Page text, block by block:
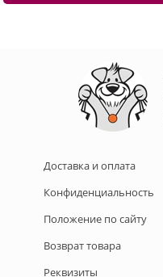
Доставка и оплата
Конфиденциальность
Положение по сайту
Возврат товара
Реквизиты